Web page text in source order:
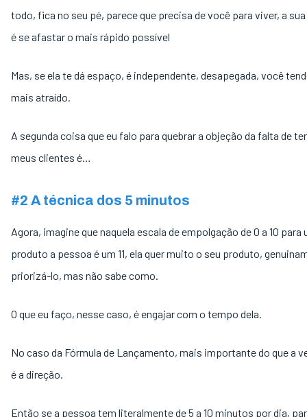
todo, fica no seu pé, parece que precisa de você para viver, a
é se afastar o mais rápido possível
Mas, se ela te dá espaço, é independente, desapegada, você
mais atraído.
A segunda coisa que eu falo para quebrar a objeção da falta de
meus clientes é…
#2 A técnica dos 5 minutos
Agora, imagine que naquela escala de empolgação de 0 a 10 para
produto a pessoa é um 11, ela quer muito o seu produto,
priorizá-lo, mas não sabe como.
O que eu faço, nesse caso, é engajar com o tempo dela.
No caso da Fórmula de Lançamento, mais importante do que a
é a direção.
Então se a pessoa tem literalmente de 5 a 10 minutos por dia,